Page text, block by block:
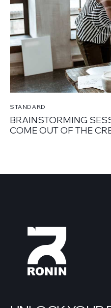
STANDARD
BRAINSTORMING
COME OUT OF THE